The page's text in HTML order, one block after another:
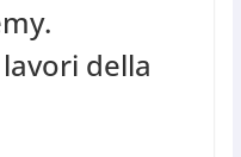
della